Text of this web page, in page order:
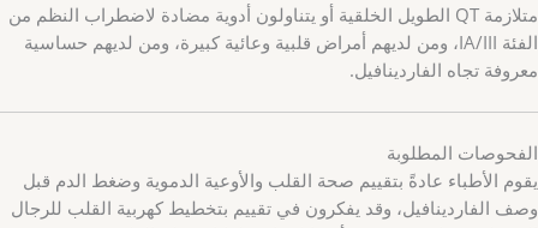
متلازمة QT الطويل الخلقية أو يتناولون أدوية مضادة لاضطراب النظم من
الفئة IA/III، ومن لديهم أمراض قلبية وعائية كبيرة، ومن لديهم حساسية
معروفة تجاه الفاردينافيل.
الفحوصات المطلوبة
يقوم الأطباء عادةً بتقييم صحة القلب والأوعية الدموية وضغط الدم قبل
وصف الفاردينافيل، وقد يفكرون في تقييم بتخطيط كهربية القلب للرجال